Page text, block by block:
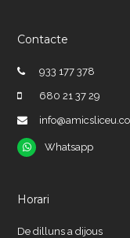
Contacte
933 177 378
680 21 37 29
Whatsapp
Whatsapp
Horari
De dilluns a dijous